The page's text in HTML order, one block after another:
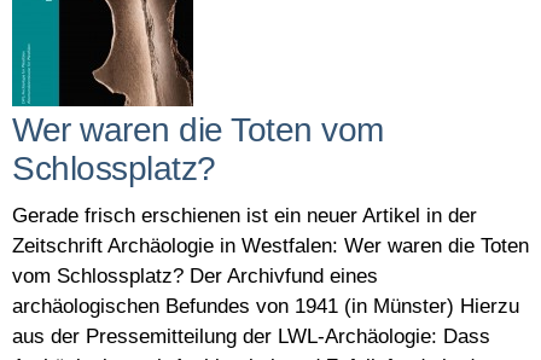
Wer waren die Toten vom
Schlossplatz?
Gerade frisch erschienen ist ein neuer Artikel in der
Zeitschrift Archäologie in Westfalen: Wer waren die Toten
vom Schlossplatz? Der Archivfund eines
archäologischen Befundes von 1941 (in Münster) Hierzu
aus der Pressemitteilung der LWL-Archäologie: Dass